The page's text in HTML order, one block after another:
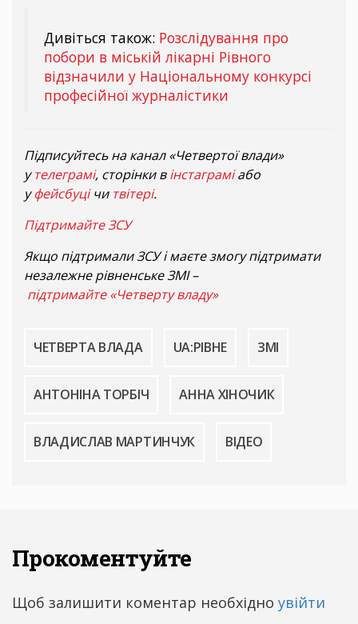
Дивіться також: Розслідування про
побори в міській лікарні Рівного
відзначили у Національному конкурсі
професійної журналістики
Підписуйтесь на канал «Четвертої влади»
утелеграмі, сторінки вінстаграміабо
уфейсбуцічи твітері.
Підтримайте ЗСУ
Якщо підтримали ЗСУ і маєте змогу підтримати
незалежне рівненське ЗМІ –
підтримайте «Четверту владу»
ЧЕТВЕРТА ВЛАДА UA:РІВНЕ ЗМІ
АНТОНІНА ТОРБІЧ АННА ХІНОЧИК
ВЛАДИСЛАВ МАРТИНЧУК ВІДЕО
Прокоментуйте
Щоб залишити коментар необхідно увійти